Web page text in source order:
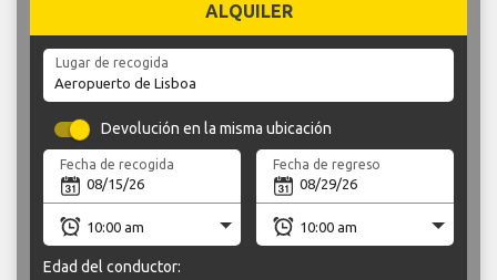
ALQUILER
Lugar de recogida
Devolución en la misma ubicación
Fecha de recogida Fecha de regreso
Edad del conductor: